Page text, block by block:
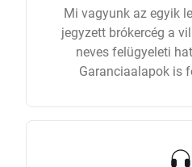
Mi vagyunk az egyik
jegyzett brókercég a
neves felügyeleti
Garanciaalapok is